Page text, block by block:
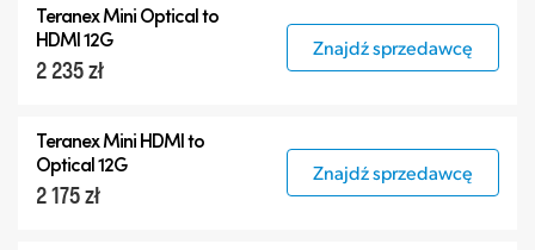
Teranex Mini Optical to
HDMI 12G
2 235 zł
Znajdź sprzedawcę
Teranex Mini HDMI to
Optical 12G
2 175 zł
Znajdź sprzedawcę